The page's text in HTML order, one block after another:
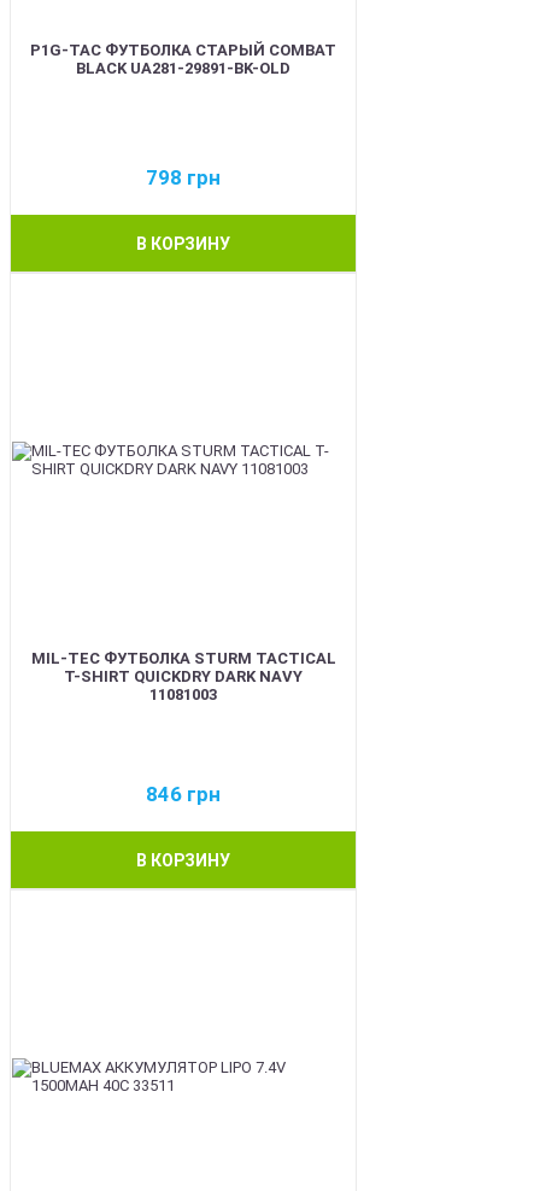
P1G-TAC ФУТБОЛКА СТАРЫЙ COMBAT
BLACK UA281-29891-BK-OLD
798 грн
В КОРЗИНУ
MIL-TEC ФУТБОЛКА STURM TACTICAL
T-SHIRT QUICKDRY DARK NAVY
11081003
846 грн
В КОРЗИНУ